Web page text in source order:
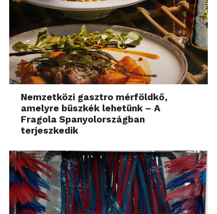
Nemzetközi gasztro mérföldkő,
amelyre büszkék lehetünk – A
Fragola Spanyolországban
terjeszkedik